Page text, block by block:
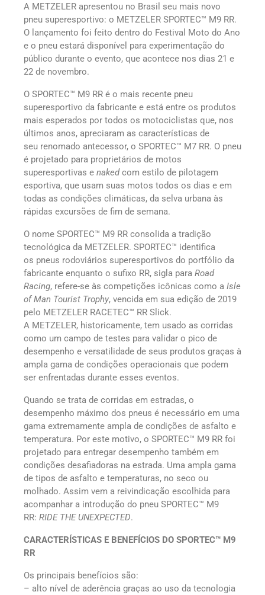
A METZELER apresentou no Brasil seu mais novo
pneu superesportivo: o METZELER SPORTEC™ M9 RR.
O lançamento foi feito dentro do Festival Moto do Ano
e o pneu estará disponível para experimentação do
público durante o evento, que acontece nos dias 21 e
22 de novembro.
O SPORTEC™ M9 RR é o mais recente pneu
superesportivo da fabricante e está entre os produtos
mais esperados por todos os motociclistas que, nos
últimos anos, apreciaram as características de
seu renomado antecessor, o SPORTEC™ M7 RR. O pneu
é projetado para proprietários de motos
superesportivas e nakedcom estilo de pilotagem
esportiva, que usam suas motos todos os dias e em
todas as condições climáticas, da selva urbana às
rápidas excursões de fim de semana.
O nome SPORTEC™ M9 RR consolida a tradição
tecnológica da METZELER. SPORTEC™ identifica
os pneus rodoviários superesportivos do portfólio da
fabricante enquanto o sufixo RR, sigla para Road
Racing, refere-se às competições icônicas como a Isle
of Man Tourist Trophy, vencida em sua edição de 2019
pelo METZELER RACETEC™ RR Slick.
A METZELER, historicamente, tem usado as corridas
como um campo de testes para validar o pico de
desempenho e versatilidade de seus produtos graças à
ampla gama de condições operacionais que podem
ser enfrentadas durante esses eventos.
Quando se trata de corridas em estradas, o
desempenho máximo dos pneus é necessário em uma
gama extremamente ampla de condições de asfalto e
temperatura. Por este motivo, o SPORTEC™ M9 RR foi
projetado para entregar desempenho também em
condições desafiadoras na estrada. Uma ampla gama
de tipos de asfalto e temperaturas, no seco ou
molhado. Assim vem a reivindicação escolhida para
acompanhar a introdução do pneu SPORTEC™ M9
RR: RIDE THE UNEXPECTED.
CARACTERÍSTICAS E BENEFÍCIOS DO SPORTEC™ M9
RR
Os principais benefícios são:
– alto nível de aderência graças ao uso da tecnologia